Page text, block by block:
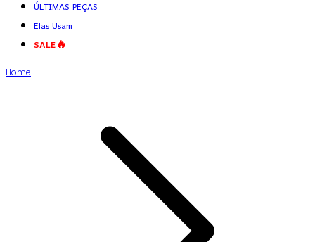
ÚLTIMAS PEÇAS
Elas Usam
SALE🔥
Home